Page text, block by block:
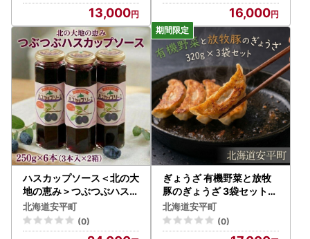
13,000 16,000
ハスカップソース＜北の大
地の恵み＞つぶつぶハスカ
ップ ギフトセット 250
g×6本
北海道安平町
(0)
ぎょうざ 有機野菜と放牧
豚のぎょうざ 3袋セット【
1518870】
北海道安平町
(0)